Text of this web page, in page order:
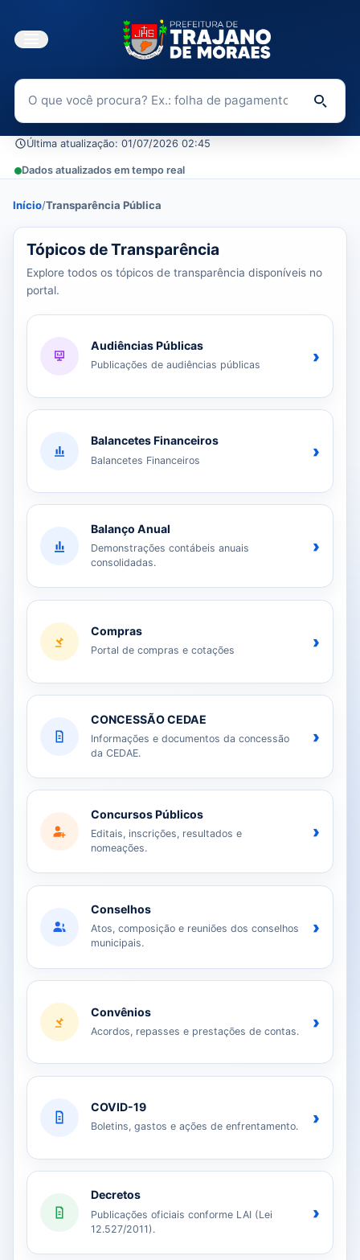
Buscar no Portal da Transparência
Última atualização: 01/07/2026 02:45
Dados atualizados em tempo real
Início/Transparência Pública
37 tópicos carregados do banco de dados.
Tópicos de Transparência
Explore todos os tópicos de transparência disponíveis no
portal.
Audiências Públicas
Publicações de audiências públicas ›
Balancetes Financeiros
Balancetes Financeiros ›
Balanço Anual
Demonstrações contábeis anuais
consolidadas.
›
Compras
Portal de compras e cotações ›
CONCESSÃO CEDAE
Informações e documentos da concessão
da CEDAE.
›
Concursos Públicos
Editais, inscrições, resultados e
nomeações.
›
Conselhos
Atos, composição e reuniões dos conselhos
municipais.
›
Convênios
Acordos, repasses e prestações de contas. ›
COVID-19
Boletins, gastos e ações de enfrentamento. ›
Decretos
Publicações oficiais conforme LAI (Lei
12.527/2011).
›